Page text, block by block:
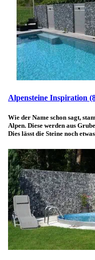
Alpensteine Inspiration
Wie der Name schon sagt,
Alpen. Diese werden aus
Dies lässt die Steine noch